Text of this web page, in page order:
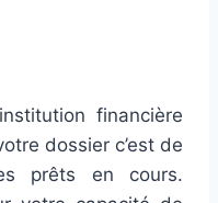
financière
dossier c’est de
prêts en cours.